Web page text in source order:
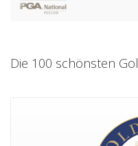
Die 100 schönsten